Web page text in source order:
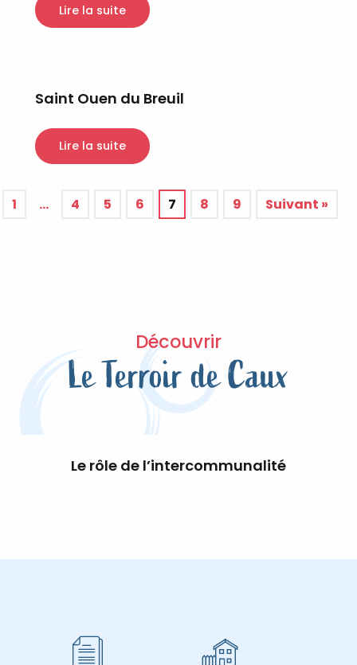
Lire la suite
Saint Ouen du Breuil
Lire la suite
1 … 4 5 6 7 8 9 Suivant »
Découvrir
Le Terroir de Caux
Le rôle de l’intercommunalité